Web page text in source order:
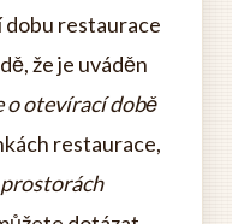
dobu restaurace
že je uváděn
o otevírací době
restaurace,
prostorách